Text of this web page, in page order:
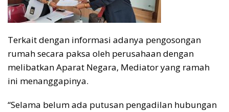
Terkait dengan informasi adanya pengosongan
rumah secara paksa oleh perusahaan dengan
melibatkan Aparat Negara, Mediator yang ramah
ini menanggapinya.
“Selama belum ada putusan pengadilan hubungan